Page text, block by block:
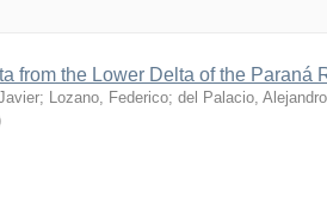
from the Lower Delta of the Paraná
; Lozano, Federico; del Palacio, Alejandro